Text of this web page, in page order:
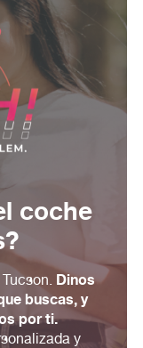
Dinos
buscas, y
por ti.
y